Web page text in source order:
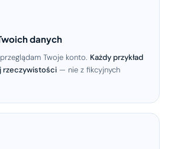
danych
Twoje konto. Każdy przykład
rzeczywistości — nie z fikcyjnych